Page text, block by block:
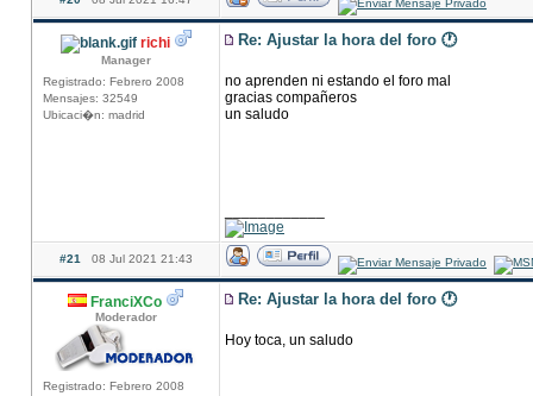
richi
Manager
Registrado: Febrero 2008
Mensajes: 32549
Ubicaci�n: madrid
Re: Ajustar la hora del foro 🕐
no aprenden ni estando el foro mal
gracias compañeros
un saludo
#21 08 Jul 2021 21:43
FranciXCo
Moderador
Registrado: Febrero 2008
Re: Ajustar la hora del foro 🕐
Hoy toca, un saludo